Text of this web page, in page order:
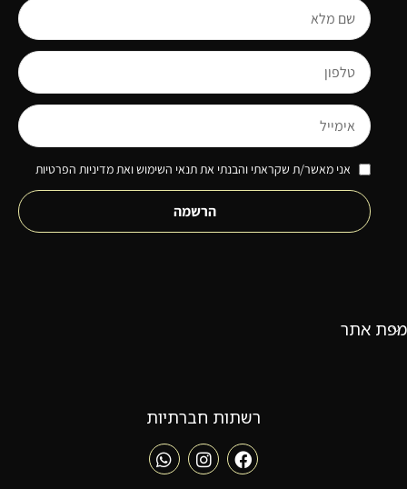
אני מאשר/ת שקראתי והבנתי את תנאי השימוש ואת מדיניות הפרטיות
הרשמה
מפת אתר
רשתות חברתיות